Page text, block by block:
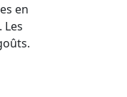
en